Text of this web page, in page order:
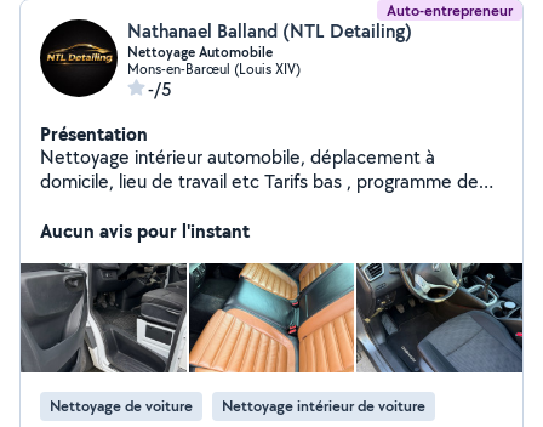
Auto-entrepreneur
Nathanael Balland (NTL Detailing)
Nettoyage Automobile
Mons-en-Barœul (Louis XIV)
-/5
Présentation
Nettoyage intérieur automobile, déplacement à
domicile, lieu de travail etc Tarifs bas , programme de
demande du client.
Aucun avis pour l'instant
Nettoyage de voiture Nettoyage intérieur de voiture